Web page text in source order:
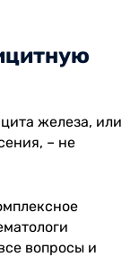
железа, или
– не
вопросы и